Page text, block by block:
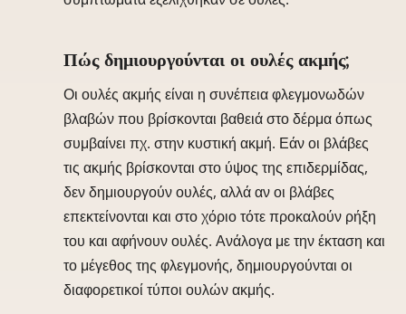
Πώς δημιουργούνται οι ουλές ακμής;
Οι ουλές ακμής είναι η συνέπεια φλεγμονωδών
βλαβών που βρίσκονται βαθειά στο δέρμα όπως
συμβαίνει πχ. στην κυστική ακμή. Εάν οι βλάβες
τις ακμής βρίσκονται στο ύψος της επιδερμίδας,
δεν δημιουργούν ουλές, αλλά αν οι βλάβες
επεκτείνονται και στο χόριο τότε προκαλούν ρήξη
του και αφήνουν ουλές. Ανάλογα με την έκταση και
το μέγεθος της φλεγμονής, δημιουργούνται οι
διαφορετικοί τύποι ουλών ακμής.